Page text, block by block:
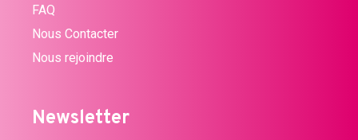
FAQ
Nous Contacter
Nous rejoindre
Newsletter